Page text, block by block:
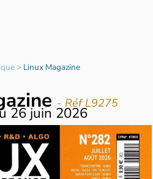
> Linux Magazine
- Réf L9275
26 juin 2026